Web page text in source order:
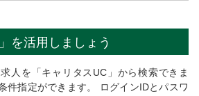
を活用しましょう
人を「キャリタスUC」から検索できま
件指定ができます。 ログインIDとパスワ